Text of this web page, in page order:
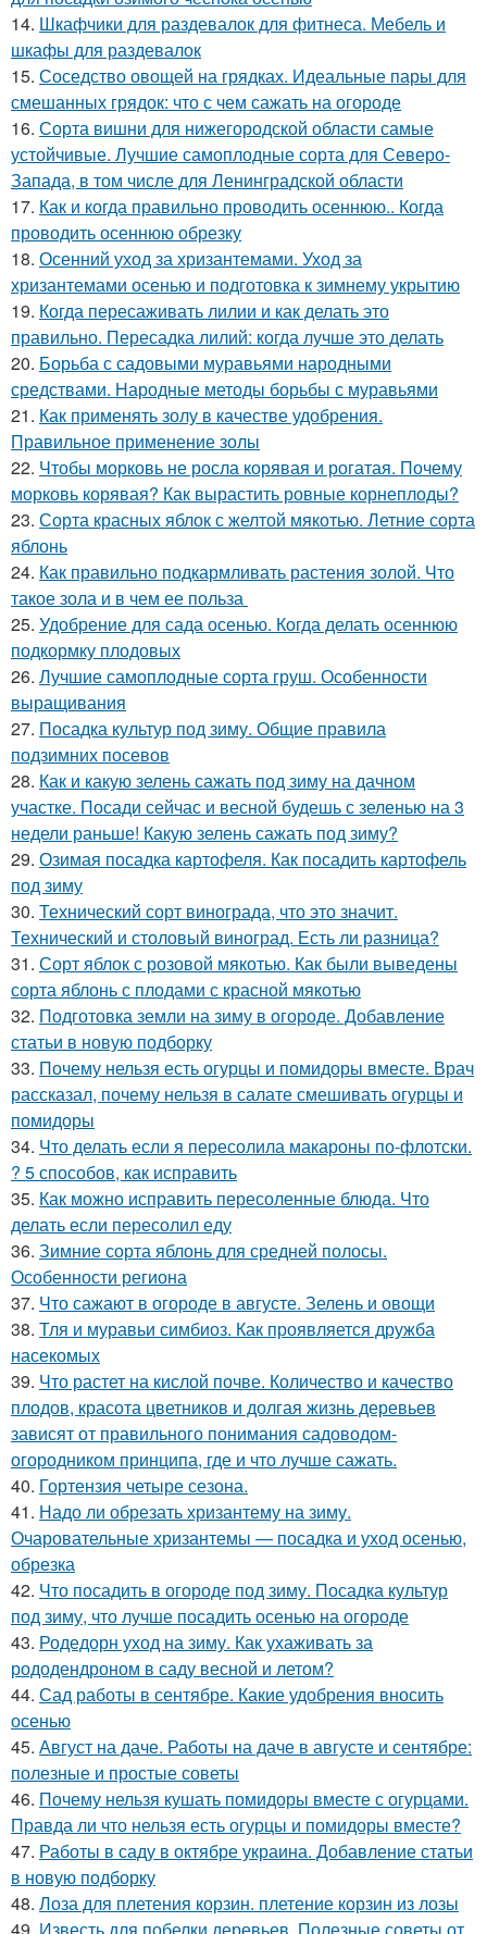
14. Шкафчики для раздевалок для фитнеса. Мебель и
шкафы для раздевалок
15. Соседство овощей на грядках. Идеальные пары для
смешанных грядок: что с чем сажать на огороде
16. Сорта вишни для нижегородской области самые
устойчивые. Лучшие самоплодные сорта для Северо-
Запада, в том числе для Ленинградской области
17. Как и когда правильно проводить осеннюю.. Когда
проводить осеннюю обрезку
18. Осенний уход за хризантемами. Уход за
хризантемами осенью и подготовка к зимнему укрытию
19. Когда пересаживать лилии и как делать это
правильно. Пересадка лилий: когда лучше это делать
20. Борьба с садовыми муравьями народными
средствами. Народные методы борьбы с муравьями
21. Как применять золу в качестве удобрения.
Правильное применение золы
22. Чтобы морковь не росла корявая и рогатая. Почему
морковь корявая? Как вырастить ровные корнеплоды?
23. Сорта красных яблок с желтой мякотью. Летние сорта
яблонь
24. Как правильно подкармливать растения золой. Что
такое зола и в чем ее польза
25. Удобрение для сада осенью. Когда делать осеннюю
подкормку плодовых
26. Лучшие самоплодные сорта груш. Особенности
выращивания
27. Посадка культур под зиму. Общие правила
подзимних посевов
28. Как и какую зелень сажать под зиму на дачном
участке. Посади сейчас и весной будешь с зеленью на 3
недели раньше! Какую зелень сажать под зиму?
29. Озимая посадка картофеля. Как посадить картофель
под зиму
30. Технический сорт винограда, что это значит.
Технический и столовый виноград. Есть ли разница?
31. Сорт яблок с розовой мякотью. Как были выведены
сорта яблонь с плодами с красной мякотью
32. Подготовка земли на зиму в огороде. Добавление
статьи в новую подборку
33. Почему нельзя есть огурцы и помидоры вместе. Врач
рассказал, почему нельзя в салате смешивать огурцы и
помидоры
34. Что делать если я пересолила макароны по-флотски.
? 5 способов, как исправить
35. Как можно исправить пересоленные блюда. Что
делать если пересолил еду
36. Зимние сорта яблонь для средней полосы.
Особенности региона
37. Что сажают в огороде в августе. Зелень и овощи
38. Тля и муравьи симбиоз. Как проявляется дружба
насекомых
39. Что растет на кислой почве. Количество и качество
плодов, красота цветников и долгая жизнь деревьев
зависят от правильного понимания садоводом-
огородником принципа, где и что лучше сажать.
40. Гортензия четыре сезона.
41. Надо ли обрезать хризантему на зиму.
Очаровательные хризантемы — посадка и уход осенью,
обрезка
42. Что посадить в огороде под зиму. Посадка культур
под зиму, что лучше посадить осенью на огороде
43. Родедорн уход на зиму. Как ухаживать за
рододендроном в саду весной и летом?
44. Сад работы в сентябре. Какие удобрения вносить
осенью
45. Август на даче. Работы на даче в августе и сентябре:
полезные и простые советы
46. Почему нельзя кушать помидоры вместе с огурцами.
Правда ли что нельзя есть огурцы и помидоры вместе?
47. Работы в саду в октябре украина. Добавление статьи
в новую подборку
48. Лоза для плетения корзин. плетение корзин из лозы